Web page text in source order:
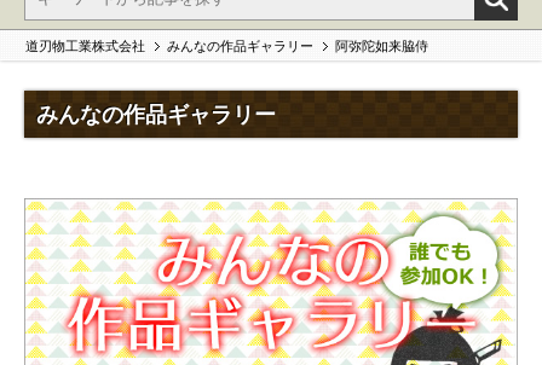
道刃物工業株式会社 みんなの作品ギャラリー 阿弥陀如来脇侍
みんなの作品ギャラリー